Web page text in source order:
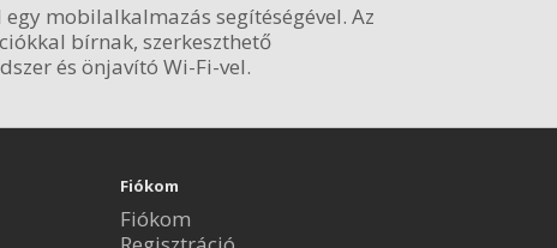
mobilalkalmazás segítéségével. Az
bírnak, szerkeszthető
és önjavító Wi-Fi-vel.
Fiókom
Fiókom